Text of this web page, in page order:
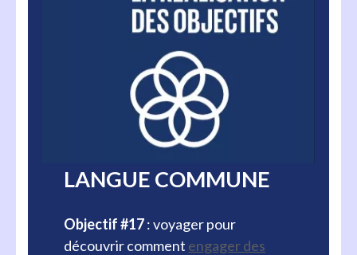
LANGUE COMMUNE
Objectif #17: voyager pour
découvrir comment engager des